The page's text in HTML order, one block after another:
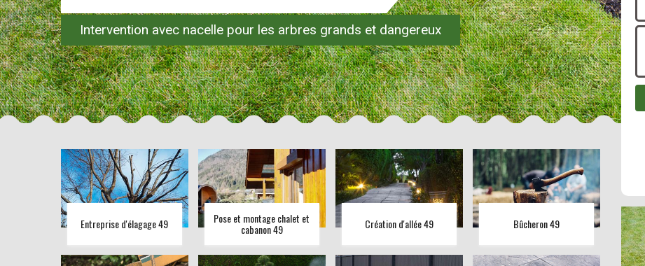
Intervention avec nacelle pour les arbres grands et dangereux
Entreprise d'élagage 49 Pose et montage chalet et
cabanon 49 Création d'allée 49 Bûcheron 49